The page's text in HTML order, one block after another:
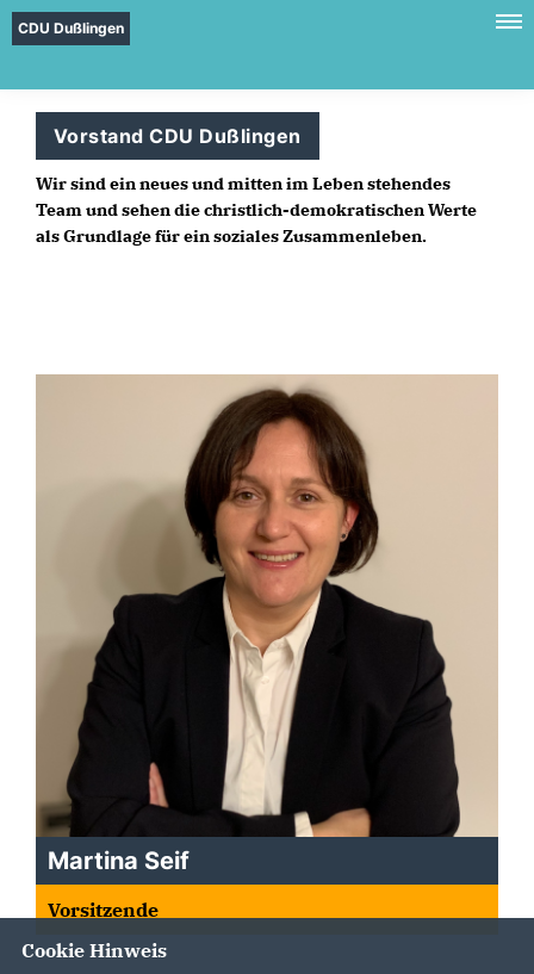
CDU Dußlingen
Vorstand CDU Dußlingen
Wir sind ein neues und mitten im Leben stehendes
Team und sehen die christlich-demokratischen Werte
als Grundlage für ein soziales Zusammenleben.
Martina Seif
Vorsitzende
Cookie Hinweis